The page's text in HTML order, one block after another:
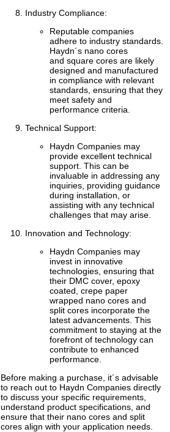
Industry Compliance:
Reputable companies
adhere to industry standards.
Haydn´s nano cores
and square cores are likely
designed and manufactured
in compliance with relevant
standards, ensuring that they
meet safety and
performance criteria.
Technical Support:
Haydn Companies may
provide excellent technical
support. This can be
invaluable in addressing any
inquiries, providing guidance
during installation, or
assisting with any technical
challenges that may arise.
Innovation and Technology:
Haydn Companies may
invest in innovative
technologies, ensuring that
their DMC cover, epoxy
coated, crepe paper
wrapped nano cores and
split cores incorporate the
latest advancements. This
commitment to staying at the
forefront of technology can
contribute to enhanced
performance.
Before making a purchase, it´s advisable
to reach out to Haydn Companies directly
to discuss your specific requirements,
understand product specifications, and
ensure that their nano cores and split
cores align with your application needs.